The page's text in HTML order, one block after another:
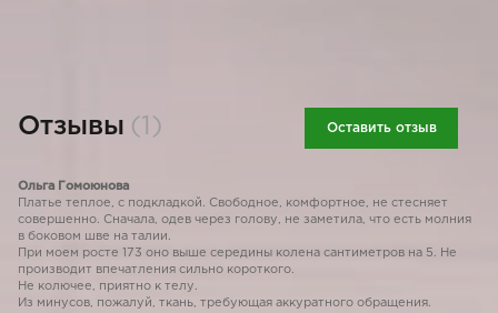
Отзывы (1) Оставить отзыв
Ольга Гомоюнова
Платье теплое, с подкладкой. Свободное, комфортное, не стесняет
совершенно. Сначала, одев через голову, не заметила, что есть молния
в боковом шве на талии.
При моем росте 173 оно выше середины колена сантиметров на 5. Не
производит впечатления сильно короткого.
Не колючее, приятно к телу.
Из минусов, пожалуй, ткань, требующая аккуратного обращения.